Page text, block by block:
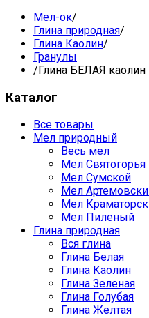
Мел-ок/
Глина природная/
Глина Каолин/
Гранулы
/Глина БЕЛАЯ каолин
Каталог
Все товары
Мел природный
Весь мел
Мел Святогорья
Мел Сумской
Мел
Мел
Мел Пиленый
Глина природная
Вся глина
Глина Белая
Глина Каолин
Глина Зеленая
Глина Голубая
Глина Желтая